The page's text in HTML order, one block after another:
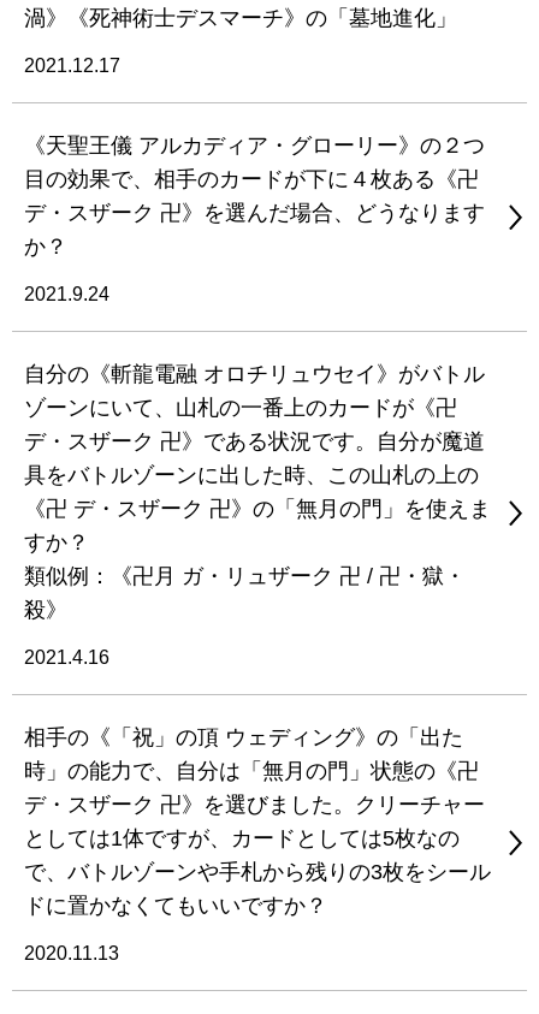
渦》《死神術士デスマーチ》の「墓地進化」
2021.12.17
《天聖王儀 アルカディア・グローリー》の２つ
目の効果で、相手のカードが下に４枚ある《卍
デ・スザーク 卍》を選んだ場合、どうなります
か？
2021.9.24
自分の《斬龍電融 オロチリュウセイ》がバトル
ゾーンにいて、山札の一番上のカードが《卍
デ・スザーク 卍》である状況です。自分が魔道
具をバトルゾーンに出した時、この山札の上の
《卍 デ・スザーク 卍》の「無月の門」を使えま
すか？
類似例：《卍月 ガ・リュザーク 卍 / 卍・獄・
殺》
2021.4.16
相手の《「祝」の頂 ウェディング》の「出た
時」の能力で、自分は「無月の門」状態の《卍
デ・スザーク 卍》を選びました。クリーチャー
としては1体ですが、カードとしては5枚なの
で、バトルゾーンや手札から残りの3枚をシール
ドに置かなくてもいいですか？
2020.11.13